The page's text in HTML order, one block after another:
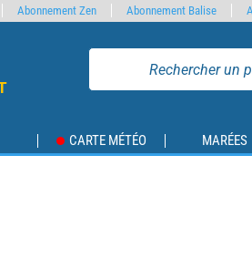
CARTE MÉTÉO MARÉES
Abonnement Zen Abonnement Balise